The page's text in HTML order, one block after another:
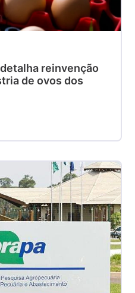
reinvenção
de ovos dos